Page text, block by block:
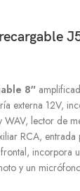
8″
externa 12V,
lector de
RCA,
incorpora
y un